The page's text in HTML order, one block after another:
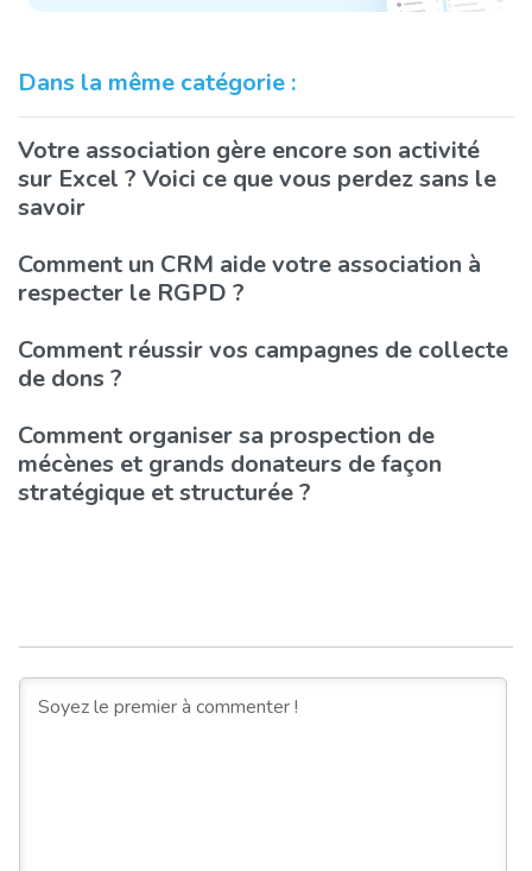
Dans la même catégorie :
Votre association gère encore son activité
sur Excel ? Voici ce que vous perdez sans le
savoir
Comment un CRM aide votre association à
respecter le RGPD ?
Comment réussir vos campagnes de collecte
de dons ?
Comment organiser sa prospection de
mécènes et grands donateurs de façon
stratégique et structurée ?